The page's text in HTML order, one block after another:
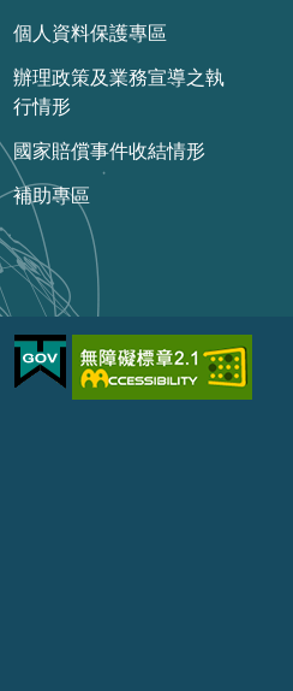
個人資料保護專區
辦理政策及業務宣導之執
行情形
國家賠償事件收結情形
補助專區